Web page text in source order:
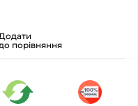
Додати
до порівняння